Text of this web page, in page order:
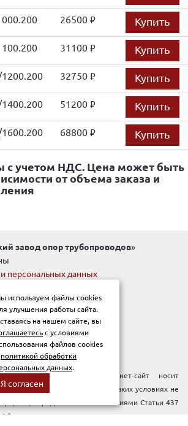
26500 руб. Купить
31100 руб. Купить
32750 руб. Купить
51200 руб. Купить
68800 руб. Купить
с учетом НДС. Цена может быть
от объема заказа и
завод опор трубопроводов»
персональных данных
пр-т, д.1Е
Pixelon
что данный интернет-сайт носит
характер, и ни при каких условиях не
определяемой положениями Статьи 437
РФ.
используем файлы cookies
улучшения работы сайта.
на нашем сайте, вы
с условиями
файлов cookies
политикой обработки
данных.
Я согласен